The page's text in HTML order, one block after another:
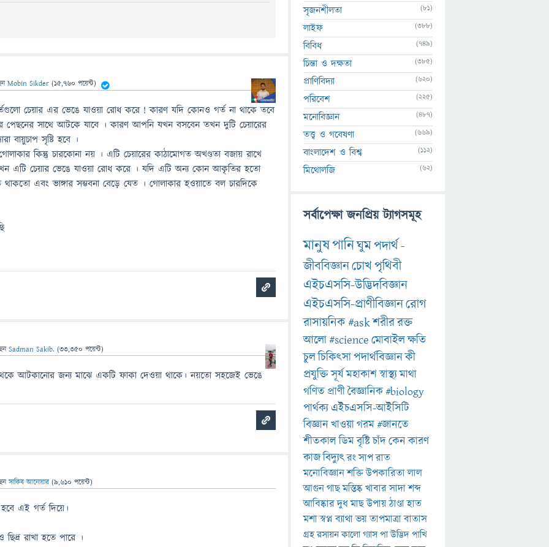
Mobin Sikder (15,760 পয়েন্ট)
চেয়ার এর ভেঙে যাওয়া রােধ করে ! কারণ যদি কোনও গর্ত না থাকে তবে
পেছনের সাথে আটকে যাবে । কারণ আপনি যখন বসবেন তখন দুটি চেয়ারের
বায়ুচাপ সৃষ্টি হবে ।
কিন্তু চারকোনা নয় । এটি চেয়ারের কাঠামােগত অখণ্ডতা বজায় রাখে
চেয়ার ভেঙে যাওয়া রােধ করে । যদি এটি অন্য কোন আকৃতির হতাে
এবং ভাঙ্গার সম্ভবনা বেড়ে যেত । গােলাকার হওয়াতে বল চারদিকে
Sadman Sakib. (33,350 পয়েন্ট)
থেকে আটকানোর জন্য মাঝে একটি ফাকা দেওয়া থাকে। নয়তো সহজেই ভেঙে
সাকিব আনোয়ার (9,610 পয়েন্ট)
হবে এই গর্ত দিয়ে।
রাখা হতে পারে ।
সৃজনশীলতা (81)
লাইফ (388)
বিবিধ (749)
চিন্তা ও দক্ষতা (385)
প্রাণিবিদ্যা (620)
পরিবেশ (225)
মনোবিজ্ঞান (487)
তত্ত্ব ও গবেষণা (669)
বাংলাদেশ ও বিশ্ব (112)
মিথোলজি (62)
সর্বাপেক্ষা জনপ্রিয় ট্যাগসমূহ
মানুষপানিঘুমপদার্থ-
জীববিজ্ঞানচোখপৃথিবী
এইচএসসি-উদ্ভিদবিজ্ঞান
এইচএসসি-প্রাণীবিজ্ঞানরোগ
রাসায়নিক#askশরীররক্ত
আলো#scienceমোবাইলক্ষতি
চুলচিকিৎসাপদার্থবিজ্ঞানকী
প্রযুক্তিসূর্যমহাকাশস্বাস্থ্যমাথা
গণিত প্রাণীবৈজ্ঞানিক#biology
পার্থক্য এইচএসসি-আইসিটি
বিজ্ঞানখাওয়াগরম#জানতে
শীতকালডিমবৃষ্টিচাঁদকেনকারণ
কাজবিদ্যুৎরংসাপরাত
মনোবিজ্ঞানশক্তিউপকারিতালাল
আগুনগাছমস্তিষ্কখাবারসাদাশব্দ
আবিষ্কারদুধমাছউপায়ঠাণ্ডাহাত
মশাস্বপ্নব্যাথাভয়তাপমাত্রাবাতাস
গ্রহরসায়নকালোগ্যাসপাউদ্ভিদপাখি